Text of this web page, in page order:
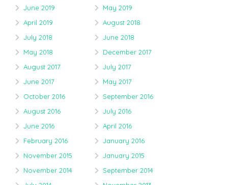
June 2019
May 2019
April 2019
August 2018
July 2018
June 2018
May 2018
December 2017
August 2017
July 2017
June 2017
May 2017
October 2016
September 2016
August 2016
July 2016
June 2016
April 2016
February 2016
January 2016
November 2015
January 2015
November 2014
September 2014